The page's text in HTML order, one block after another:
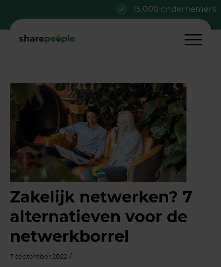
15.000 ondernemers
Zakelijk netwerken? 7
alternatieven voor de
netwerkborrel
7 september 2022 /